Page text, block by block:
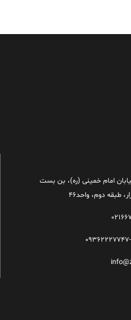
امام خمینی (ره)، بن بست
طبقه دوم، واحد46